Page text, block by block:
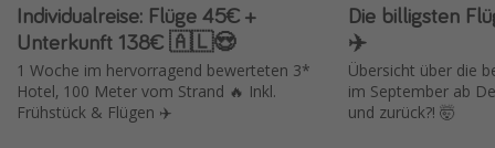
Individualreise: Flüge 45€ +
Unterkunft 138€ 🇦🇱😍
1 Woche im hervorragend bewerteten 3*
Hotel, 100 Meter vom Strand 🔥 Inkl.
Frühstück & Flügen ✈️
Die billigsten
✈️
Übersicht über die
im September ab
und zurück?! 🤯